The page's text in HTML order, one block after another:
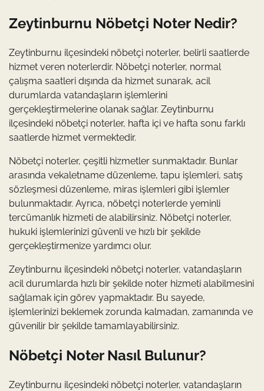
Zeytinburnu Nöbetçi Noter Nedir?
Zeytinburnu ilçesindeki nöbetçi noterler, belirli saatlerde
hizmet veren noterlerdir. Nöbetçi noterler, normal
çalışma saatleri dışında da hizmet sunarak, acil
durumlarda vatandaşların işlemlerini
gerçekleştirmelerine olanak sağlar. Zeytinburnu
ilçesindeki nöbetçi noterler, hafta içi ve hafta sonu farklı
saatlerde hizmet vermektedir.
Nöbetçi noterler, çeşitli hizmetler sunmaktadır. Bunlar
arasında vekaletname düzenleme, tapu işlemleri, satış
sözleşmesi düzenleme, miras işlemleri gibi işlemler
bulunmaktadır. Ayrıca, nöbetçi noterlerde yeminli
tercümanlık hizmeti de alabilirsiniz. Nöbetçi noterler,
hukuki işlemlerinizi güvenli ve hızlı bir şekilde
gerçekleştirmenize yardımcı olur.
Zeytinburnu ilçesindeki nöbetçi noterler, vatandaşların
acil durumlarda hızlı bir şekilde noter hizmeti alabilmesini
sağlamak için görev yapmaktadır. Bu sayede,
işlemlerinizi beklemek zorunda kalmadan, zamanında ve
güvenilir bir şekilde tamamlayabilirsiniz.
Nöbetçi Noter Nasıl Bulunur?
Zeytinburnu ilçesindeki nöbetçi noterler, vatandaşların